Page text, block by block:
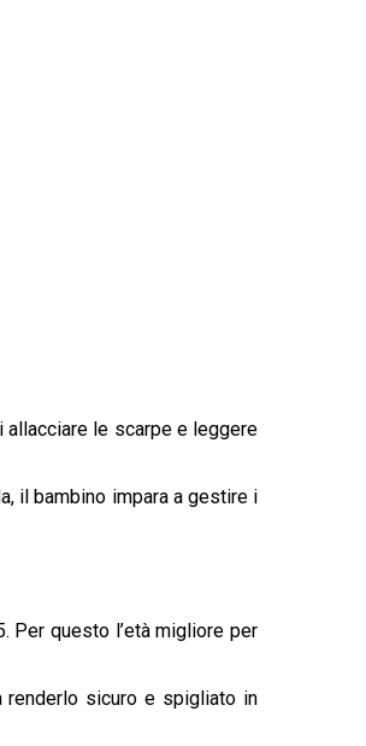
allacciare le scarpe e leggere
il bambino impara a gestire i
Per questo l’età migliore per
sicuro e spigliato in